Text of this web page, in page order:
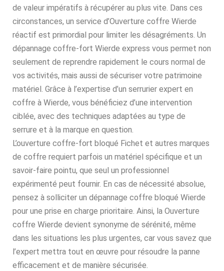
de valeur impératifs à récupérer au plus vite. Dans ces
circonstances, un service d’Ouverture coffre Wierde
réactif est primordial pour limiter les désagréments. Un
dépannage coffre-fort Wierde express vous permet non
seulement de reprendre rapidement le cours normal de
vos activités, mais aussi de sécuriser votre patrimoine
matériel. Grâce à l’expertise d’un serrurier expert en
coffre à Wierde, vous bénéficiez d’une intervention
ciblée, avec des techniques adaptées au type de
serrure et à la marque en question.
L’ouverture coffre-fort bloqué Fichet et autres marques
de coffre requiert parfois un matériel spécifique et un
savoir-faire pointu, que seul un professionnel
expérimenté peut fournir. En cas de nécessité absolue,
pensez à solliciter un dépannage coffre bloqué Wierde
pour une prise en charge prioritaire. Ainsi, la Ouverture
coffre Wierde devient synonyme de sérénité, même
dans les situations les plus urgentes, car vous savez que
l’expert mettra tout en œuvre pour résoudre la panne
efficacement et de manière sécurisée.